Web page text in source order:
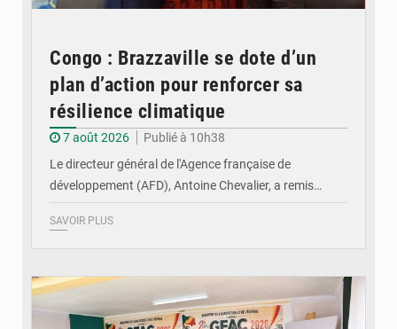
Congo : Brazzaville se dote d’un
plan d’action pour renforcer sa
résilience climatique
7 août 2026
Publié à 10h38
Le directeur général de l'Agence française de
développement (AFD), Antoine Chevalier, a remis…
SAVOIR PLUS